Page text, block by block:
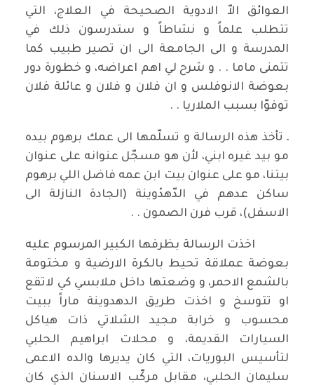
العوائق الاّ الادوية الصحيحة في العلاج، التي
تتطلب علماً و نشاطاً و ستدرسون ذلك في
المدرسة و الى الجامعة الى ان تصير طبيب كما
تتمنى ماما . . و شرح لي اهم اعراضه، و خطورة دور
بعوضة الانوفلس و ان فلان و فلان و عائلة فلان
توفوّا بسبب الملاريا . .
ـ تأخذ هذه الرسالة و تسلّمها الى عمك برهوم بيده
مو بيد غيره ابني، لأن هو مسجّل عنوانه على عنوان
بيتنا، مو على عنوان بيت ابن عمه فاضل اللي برهوم
ساكن عدهم في الدّهدْوينة (الجادة النازلة الى
الاسفل)، قرب فرن الصمون . .
اخذت الرسالة بظرفها الكبير المرسوم عليه
بعوضة عملاقة تحيط بالكرة الارضية و مختومة
بالشمع الاحمر، و وضعتها داخل ملابسي كي لاتقع
او تتوسخ و اخذت طريق الدهدوينة ماراً ببيت
محسوب و خرابة مجيد الشلاتي ذات هياكل
السيارات القديمة، و محلات ابراهيم الحلبي
لتأسيس البوريات، التي كان يديرها والده الاعمى
سليمان الحلبي، مقابل مركّب الاسنان الذي كان